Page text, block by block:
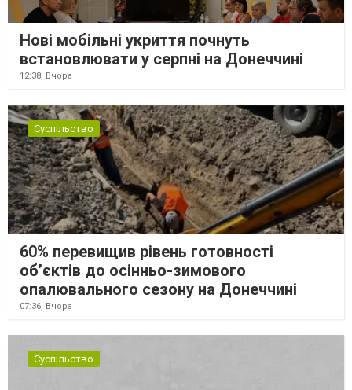
Нові мобільні укриття почнуть
встановлювати у серпні на Донеччині
12:38, Вчора
Суспільство
60% перевищив рівень готовності
об’єктів до осінньо-зимового
опалювального сезону на Донеччині
07:36, Вчора
Суспільство